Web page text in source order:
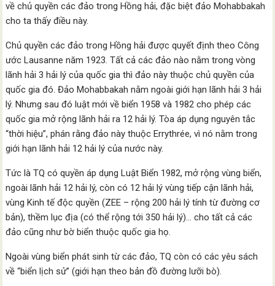
về chủ quyền các đảo trong Hồng hải, đặc biệt đảo Mohabbakah
cho ta thấy điều này.
Chủ quyền các đảo trong Hồng hải được quyết định theo Công
ước Lausanne năm 1923. Tất cả các đảo nào nằm trong vòng
lãnh hải 3 hải lý của quốc gia thì đảo này thuộc chủ quyền của
quốc gia đó. Đảo Mohabbakah nằm ngoài giới hạn lãnh hải 3 hải
lý. Nhưng sau đó luật mới về biển 1958 và 1982 cho phép các
quốc gia mở rộng lãnh hải ra 12 hải lý. Tòa áp dụng nguyên tắc
“thời hiệu”, phán rằng đảo này thuộc Errythrée, vì nó nằm trong
giới hạn lãnh hải 12 hải lý của nước này.
Tức là TQ có quyền áp dụng Luật Biển 1982, mở rộng vùng biển,
ngoài lãnh hải 12 hải lý, còn có 12 hải lý vùng tiếp cận lãnh hải,
vùng Kinh tế độc quyền (ZEE – rộng 200 hải lý tính từ đường cơ
bản), thềm lục địa (có thể rộng tới 350 hải lý)… cho tất cả các
đảo cũng như bờ biển thuộc quốc gia họ.
Ngoài vùng biển phát sinh từ các đảo, TQ còn có các yêu sách
về “biển lịch sử” (giới hạn theo bản đồ đường lưỡi bò).